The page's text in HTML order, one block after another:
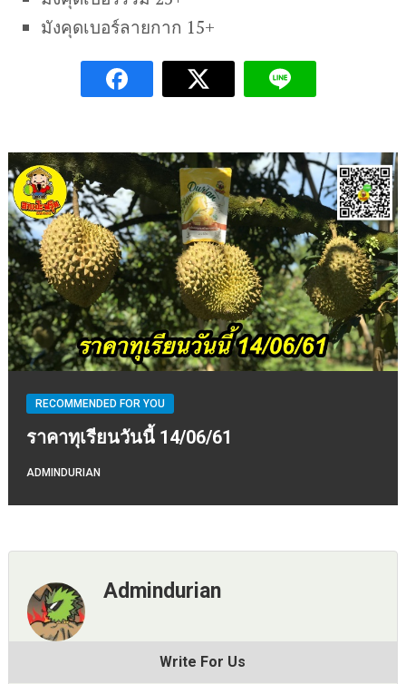
มังคุดเบอร์ลายกาก 15+
RECOMMENDED FOR YOU
ราคาทุเรียนวันนี้ 14/06/61
ADMINDURIAN
Admindurian
Write For Us